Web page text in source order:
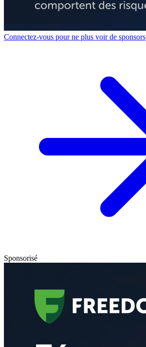
Connectez-vous pour ne plus voir de sponsors
Sponsorisé